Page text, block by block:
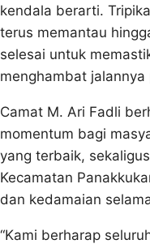
kendala berarti.
terus memantau
selesai untuk
menghambat
Camat M. Ari Fadli
momentum bagi
yang terbaik,
Kecamatan
dan kedamaian
“Kami berharap